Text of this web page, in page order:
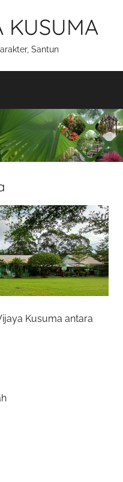
KUSUMA
Santun
Kusuma antara